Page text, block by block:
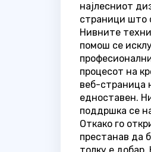
најлесниот
страници што
Нивните
помош се
процесот на
веб-страница
едноставен.
поддршка се
Откако го
престанав да